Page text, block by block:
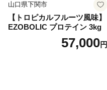
山口県下関市
【トロピカルフルーツ風味】
EZOBOLIC プロテイン 3kg
57,000円